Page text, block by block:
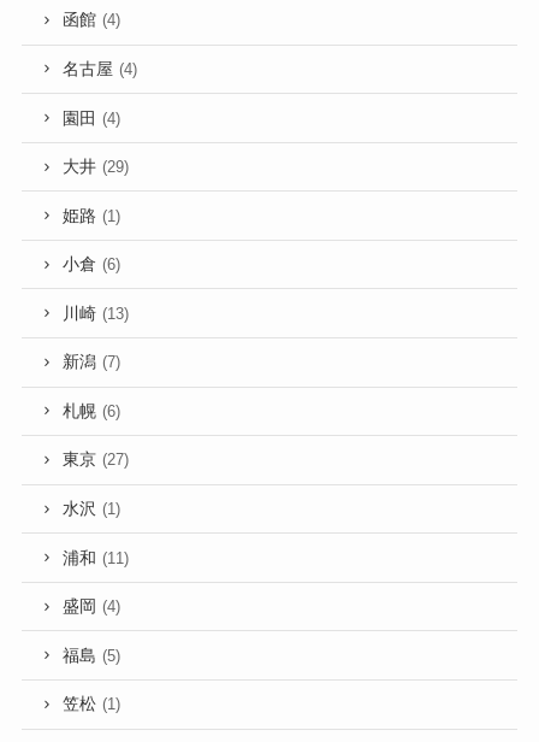
函館 (4)
名古屋 (4)
園田 (4)
大井 (29)
姫路 (1)
小倉 (6)
川崎 (13)
新潟 (7)
札幌 (6)
東京 (27)
水沢 (1)
浦和 (11)
盛岡 (4)
福島 (5)
笠松 (1)